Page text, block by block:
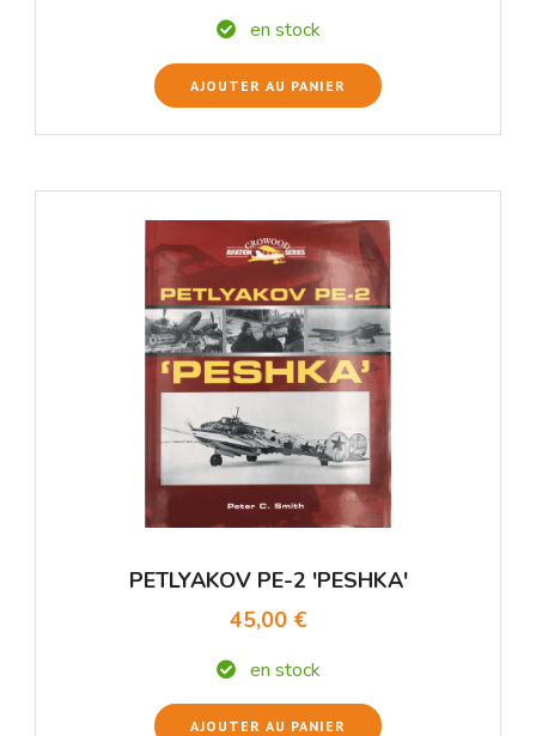
en stock
AJOUTER AU PANIER
PETLYAKOV PE-2 'PESHKA'
45,00 €
en stock
AJOUTER AU PANIER